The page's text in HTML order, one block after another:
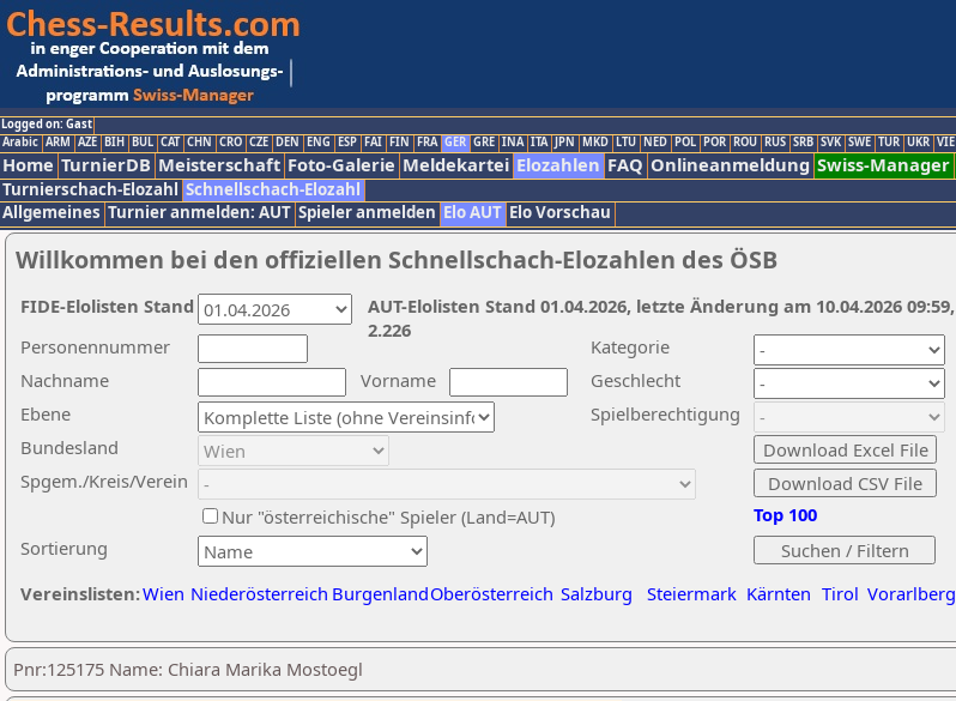
Logged on: Gast
Arabic ARM AZE BIH BUL CAT CHN CRO CZE DEN ENG ESP FAI FIN FRA GER GRE INA ITA JPN MKD LTU NED POL POR ROU RUS SRB SVK SWE TUR UKR VIE
Home TurnierDB Meisterschaft Foto-Galerie Meldekartei Elozahlen FAQ Onlineanmeldung Swiss-Manager
Turnierschach-Elozahl Schnellschach-Elozahl
Allgemeines Turnier anmelden: AUT Spieler anmelden Elo AUT Elo Vorschau
Willkommen bei den offiziellen Schnellschach-Elozahlen des ÖSB
Nachname
Vorname
Ebene
Kategorie
Sortierung
Personennummer
Bundesland
Spgem./Kreis/Verein
Geschlecht
Nur "österreichische" Spieler (Land=AUT)
Spielberechtigung
Vereinslisten:Wien Niederösterreich BurgenlandOberösterreich Salzburg Steiermark Kärnten Tirol Vorarlberg
Top 100
AUT-Elolisten Stand 01.04.2026, letzte Änderung am 10.04.2026
2.226
FIDE-Elolisten Stand
Pnr:125175 Name: Chiara Marika Mostoegl